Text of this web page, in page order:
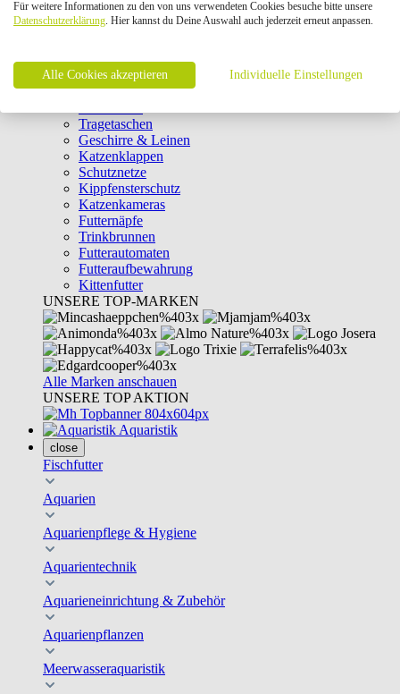
Intelligenzspielzeug
Laserpointer & Elektrospielzeug
Clicker & Target Sticks für Katzen
Weiteres Katzenspielzeug
Transportboxen
Tragetaschen
Geschirre & Leinen
Katzenklappen
Schutznetze
Kippfensterschutz
Katzenkameras
Futternäpfe
Trinkbrunnen
Futterautomaten
Futteraufbewahrung
Kittenfutter
UNSERE TOP-MARKEN
Alle Marken anschauen
UNSERE TOP AKTION
Aquaristik
close
Fischfutter
Aquarien
Aquarienpflege & Hygiene
Aquarientechnik
Aquarieneinrichtung & Zubehör
Aquarienpflanzen
Meerwasseraquaristik
Für weitere Informationen zu den von uns verwendeten Cookies besuche bitte unsere
Datenschutzerklärung. Hier kannst du Deine Auswahl auch jederzeit erneut anpassen.
Alle Cookies akzeptieren Individuelle Einstellungen